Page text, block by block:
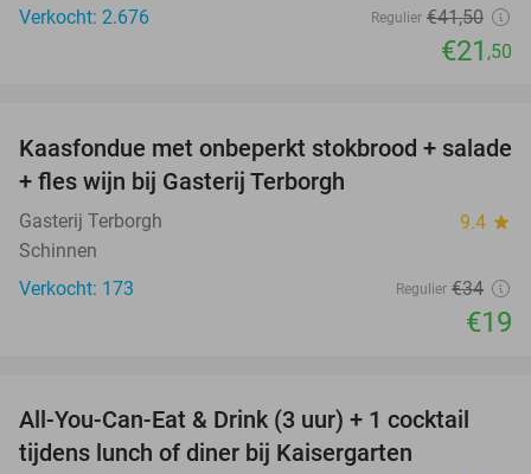
Verkocht: 2.676
Regulier €41,50
€21 ,50
44%
Kaasfondue met onbeperkt stokbrood + salade
+ fles wijn bij Gasterij Terborgh
Gasterij Terborgh 9.4 star
Schinnen
Verkocht: 173
Regulier €34
€19
33%
All-You-Can-Eat & Drink (3 uur) + 1 cocktail
tijdens lunch of diner bij Kaisergarten